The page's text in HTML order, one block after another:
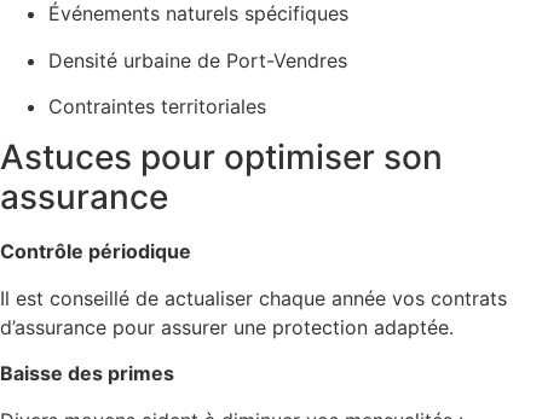
Événements naturels spécifiques
Densité urbaine de Port-Vendres
Contraintes territoriales
Astuces pour optimiser son
assurance
Contrôle périodique
Il est conseillé de actualiser chaque année vos contrats
d’assurance pour assurer une protection adaptée.
Baisse des primes